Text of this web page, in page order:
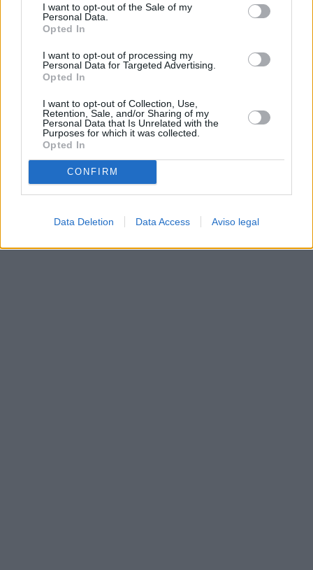
cualquier momento entrando de nuevo en este sitio web o
visitando nuestra política de privacidad.
I want to opt-out of the Sale of my
Personal Data.
Opted In
I want to opt-out of processing my
Personal Data for Targeted Advertising.
Opted In
I want to opt-out of Collection, Use,
Retention, Sale, and/or Sharing of my
Personal Data that Is Unrelated with the
Purposes for which it was collected.
Opted In
CONFIRM
Data Deletion Data Access Aviso legal